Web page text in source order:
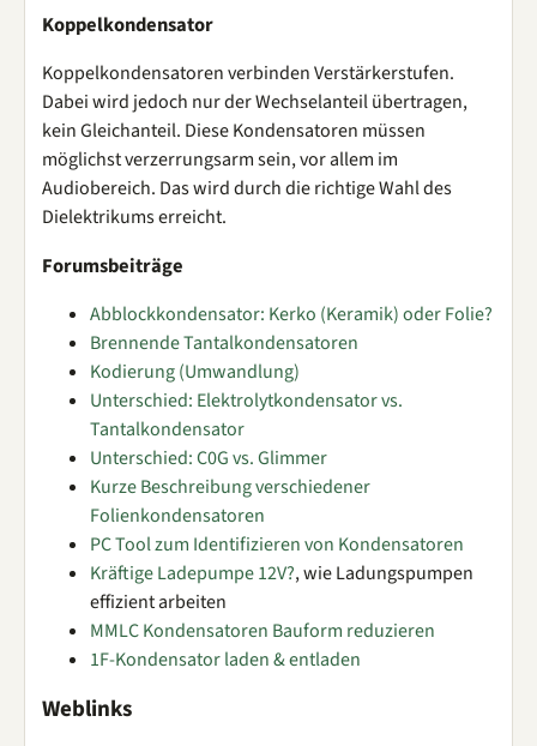
Koppelkondensator
Koppelkondensatoren verbinden Verstärkerstufen.
Dabei wird jedoch nur der Wechselanteil übertragen,
kein Gleichanteil. Diese Kondensatoren müssen
möglichst verzerrungsarm sein, vor allem im
Audiobereich. Das wird durch die richtige Wahl des
Dielektrikums erreicht.
Forumsbeiträge
Abblockkondensator: Kerko (Keramik) oder Folie?
Brennende Tantalkondensatoren
Kodierung (Umwandlung)
Unterschied: Elektrolytkondensator vs.
Tantalkondensator
Unterschied: C0G vs. Glimmer
Kurze Beschreibung verschiedener
Folienkondensatoren
PC Tool zum Identifizieren von Kondensatoren
Kräftige Ladepumpe 12V?, wie Ladungspumpen
effizient arbeiten
MMLC Kondensatoren Bauform reduzieren
1F-Kondensator laden & entladen
Weblinks